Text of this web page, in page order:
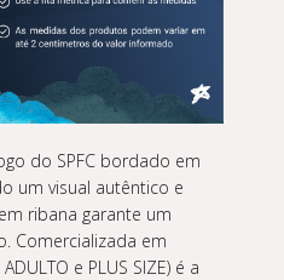
do SPFC bordado em
um visual autêntico e
ribana garante um
Comercializada em
e PLUS SIZE) é a